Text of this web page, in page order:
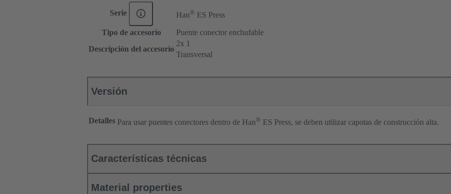
Serie Han® ES Press
Tipo de accesorio
Puente conector enchufable
Descripción del accesorio
2x 1
Transversal
Versión
Detalles Para usar puentes conectores dentro de Han® ES Press, se deben utilizar capotas de construcción alta.
Características técnicas
Material properties